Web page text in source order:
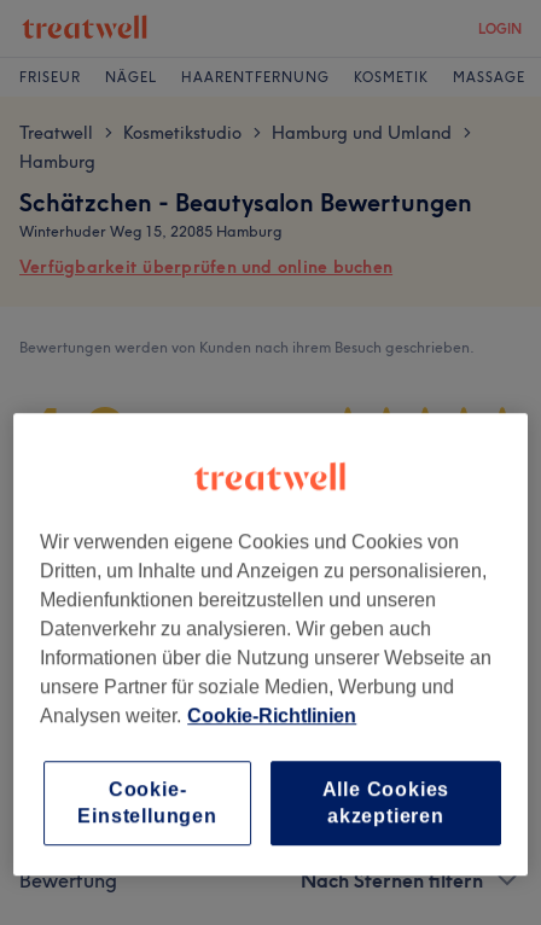
LOGIN
FRISEUR NÄGEL HAARENTFERNUNG KOSMETIK MASSAGE
Treatwell > Kosmetikstudio > Hamburg und Umland >
Hamburg
Schätzchen - Beautysalon Bewertungen
Winterhuder Weg 15, 22085 Hamburg
Verfügbarkeit überprüfen und online buchen
Bewertungen werden von Kunden nach ihrem Besuch geschrieben.
4,9
Sauberkeit
Service
Behandlung Alle Bewertungen
Bewertung Nach Sternen filtern
Wir verwenden eigene Cookies und Cookies von
Dritten, um Inhalte und Anzeigen zu personalisieren,
Medienfunktionen bereitzustellen und unseren
Datenverkehr zu analysieren. Wir geben auch
Informationen über die Nutzung unserer Webseite an
unsere Partner für soziale Medien, Werbung und
Analysen weiter. Cookie-Richtlinien
Cookie-
Einstellungen
Alle Cookies
akzeptieren